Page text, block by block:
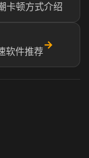
卡顿方式介绍
软件推荐
→